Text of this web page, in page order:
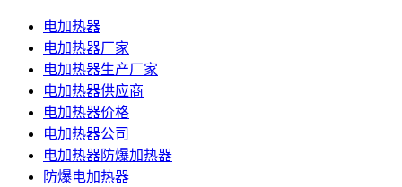
电加热器
电加热器厂家
电加热器生产厂家
电加热器供应商
电加热器价格
电加热器公司
电加热器防爆加热器
防爆电加热器